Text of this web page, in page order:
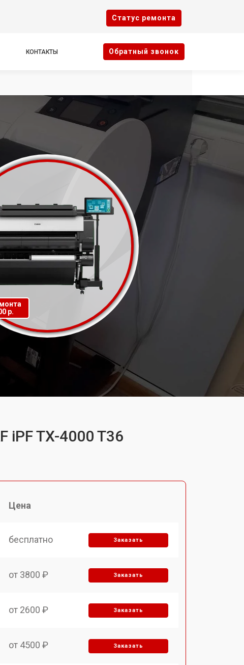
Cтатус ремонта
КОНТАКТЫ Oбратный звонок
р.
iPF TX-4000 T36
Цена
бесплатно Заказать
от 3800 ₽ Заказать
от 2600 ₽ Заказать
от 4500 ₽ Заказать